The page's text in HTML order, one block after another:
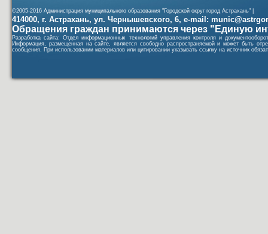
©2005-2016 Администрация муниципального образования "Городской округ город Астрахань" |
414000, г. Астрахань, ул. Чернышевского, 6, e-mail:
Обращения граждан принимаются через "Единую
Разработка сайта: Отдел информационных технологий управления контроля и
Информация, размещенная на сайте, является свободно распространяемой и может быть
сообщения. При использовании материалов или цитировании указывать ссылку на источник